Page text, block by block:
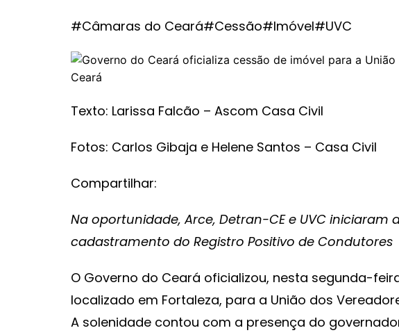
#Câmaras do Ceará#Cessão#Imóvel#UVC
Texto: Larissa Falcão – Ascom Casa Civil
Fotos: Carlos Gibaja e Helene Santos – Casa Civil
Compartilhar:
Na oportunidade, Arce, Detran-CE e UVC iniciaram
cadastramento do Registro Positivo de Condutores
O Governo do Ceará oficializou, nesta segunda-
localizado em Fortaleza, para a União dos
A solenidade contou com a presença do